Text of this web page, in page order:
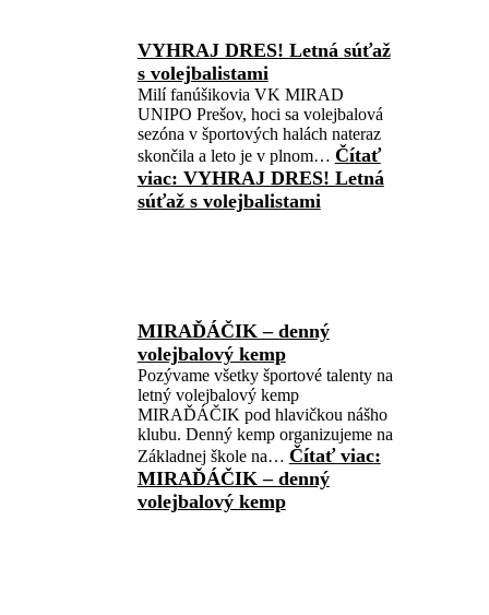
VYHRAJ DRES! Letná súťaž
s volejbalistami
Milí fanúšikovia VK MIRAD
UNIPO Prešov, hoci sa volejbalová
sezóna v športových halách nateraz
skončila a leto je v plnom… Čítať
viac: VYHRAJ DRES! Letná
súťaž s volejbalistami
MIRAĎÁČIK – denný
volejbalový kemp
Pozývame všetky športové talenty na
letný volejbalový kemp
MIRAĎÁČIK pod hlavičkou nášho
klubu. Denný kemp organizujeme na
Základnej škole na… Čítať viac:
MIRAĎÁČIK – denný
volejbalový kemp